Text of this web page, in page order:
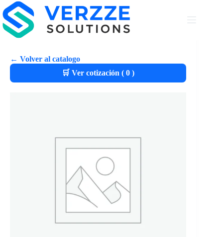
← Volver al catalogo
🛒 Ver cotización ( 0)